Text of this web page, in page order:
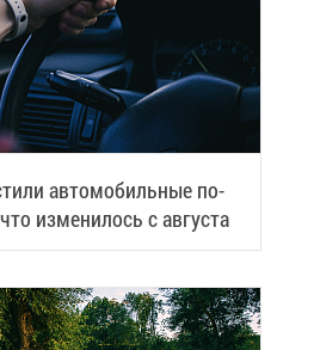
ав­то­мо­биль­ные по­
из­ме­ни­лось с ав­гу­ста